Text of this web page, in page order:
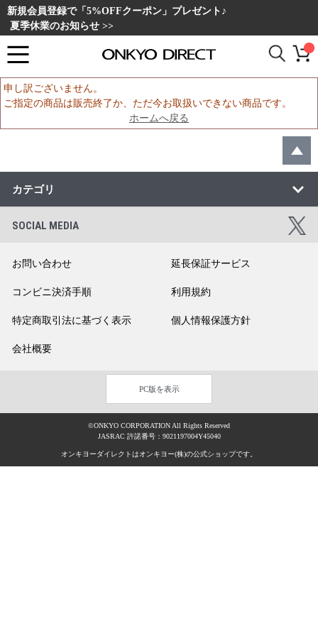
新規会員登録で「5%OFFクーポン」プレゼント♪
夏季休業のお知らせ >>
申し訳ございません。
ご指定の商品は販売終了か、ただ今お取扱いできない商品です。
ホームへ戻る
カテゴリ
SOCIAL MEDIA
お問い合わせ 延長保証サービス
コンビニ決済手順 利用規約
特定商取引法に基づく表示 個人情報保護方針
会社概要
PC版を表示
©ONKYO CORPORATION All Rights Reserved
JASRAC 許諾番号：9021197004Y45040
オンキヨーダイレクトはオンキヨー(株)の公式ショップです。